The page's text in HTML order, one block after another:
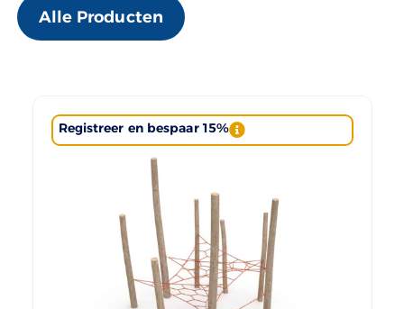
Alle Producten
Registreer en bespaar 15%